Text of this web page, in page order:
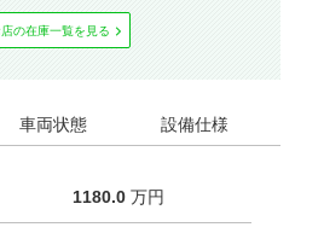
の在庫⼀覧を⾒る
車両状態 設備仕様
1180.0万円